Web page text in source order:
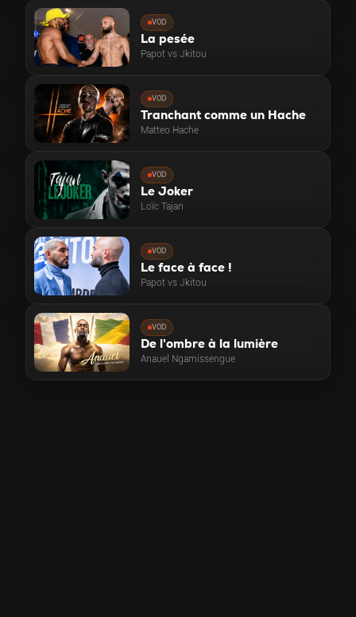
VOD
La pesée
Papot vs Jkitou
VOD
Tranchant comme un Hache
Matteo Hache
VOD
Le Joker
Loïc Tajan
VOD
Le face à face !
Papot vs Jkitou
VOD
De l'ombre à la lumière
Anauel Ngamissengue